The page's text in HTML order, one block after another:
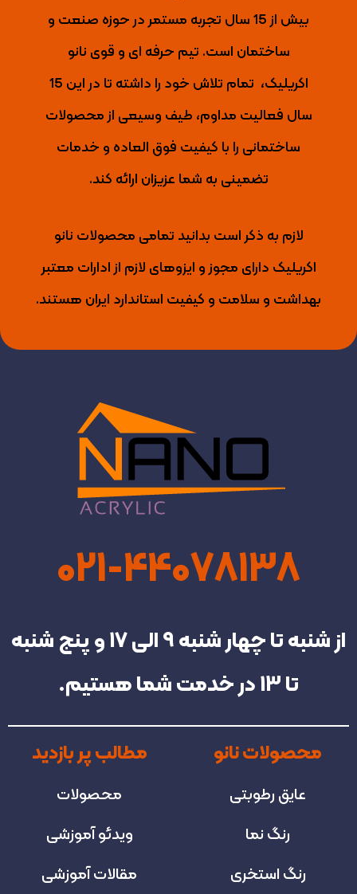
بیش از 15 سال تجربه مستمر در حوزه صنعت و
ساختمان است. تیم حرفه ای و قوی نانو
اکریلیک، تمام تلاش خود را داشته تا
در این 15
سال فعالیت مداوم، طیف وسیعی از محصولات
ساختمانی را با کیفیت فوق العاده و خدمات
تضمینی به شما عزیزان ارائه کند.
لازم به ذکر است بدانید تمامی محصولات نانو
اکریلیک دارای مجوز و ایزوهای لازم از ادارات معتبر
بهداشت و سلامت و کیفیت استاندارد ایران هستند.
021-44078138
از شنبه تا چهار شنبه‌ 9 الی 17 و پنج شنبه
تا 13 در خدمت شما هستیم.
محصولات نانو
عایق رطوبتی
رنگ نما
رنگ استخری
مطالب پر بازدید
محصولات
ویدئو آموزشی
مقالات آموزشی